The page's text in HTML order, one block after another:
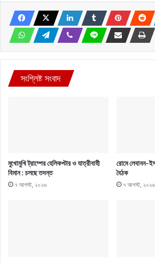
সংশ্লিষ্ট সংবাদ
মুখোমুখি ট্রাম্পের হেলিকপ্টার ও যাত্রীবাহী
বিমান : চলছে তদন্ত
৭ আগস্ট, ২০২৬
রোমে লেবানন-
বৈঠক
৭ আগস্ট, ২০২৬